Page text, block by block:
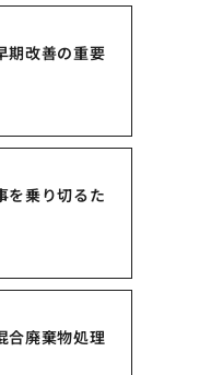
期改善の重要
を乗り切るた
合廃棄物処理